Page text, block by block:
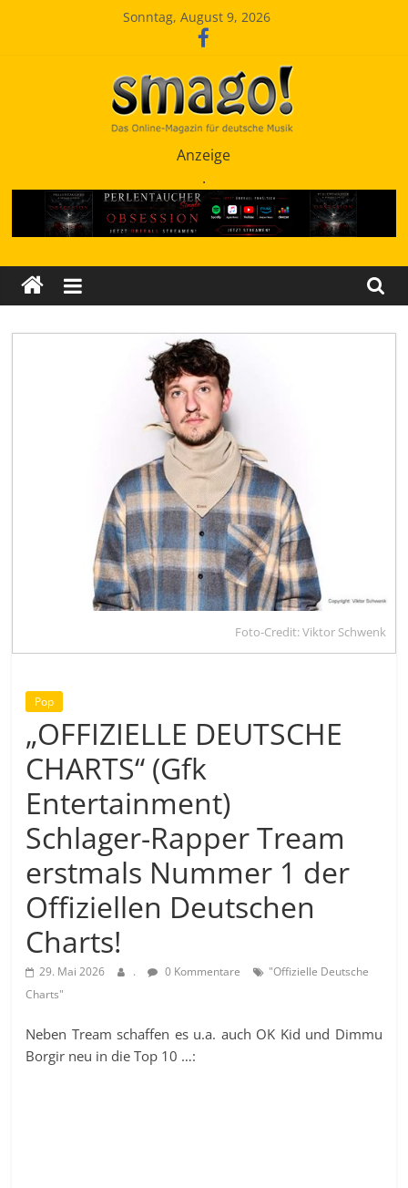
Sonntag, August 9, 2026
SchlagerMAGazinOnline
Anzeige
.
Foto-Credit: Viktor Schwenk
Pop
„OFFIZIELLE DEUTSCHE
CHARTS“ (Gfk
Entertainment)
Schlager-Rapper Tream
erstmals Nummer 1 der
Offiziellen Deutschen
Charts!
29. Mai 2026 . 0 Kommentare
"Offizielle Deutsche
Charts"
Neben Tream schaffen es u.a. auch OK Kid und Dimmu
Borgir neu in die Top 10 …: